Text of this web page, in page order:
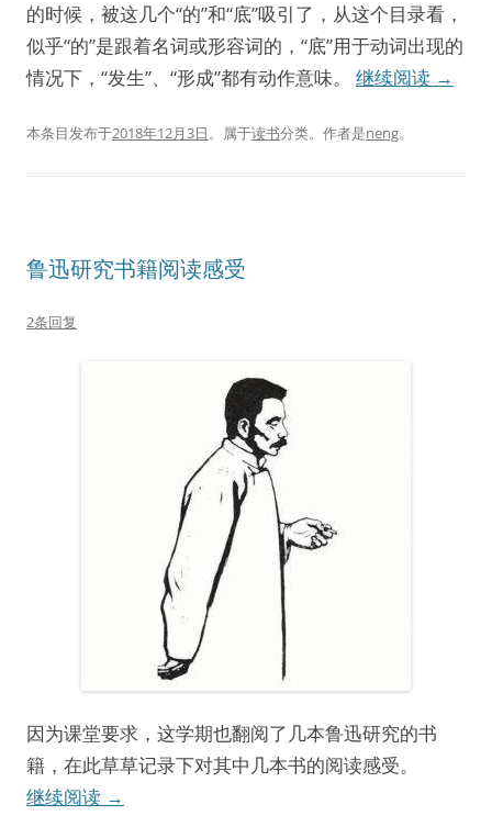
的时候，被这几个“的”和“底”吸引了，从这个目录看，
似乎“的”是跟着名词或形容词的，“底”用于动词出现的
情况下，“发生”、“形成”都有动作意味。 继续阅读 →
本条目发布于2018年12月3日。属于读书分类。 作者是neng。
鲁迅研究书籍阅读感受
2条回复
因为课堂要求，这学期也翻阅了几本鲁迅研究的书
籍，在此草草记录下对其中几本书的阅读感受。
继续阅读 →